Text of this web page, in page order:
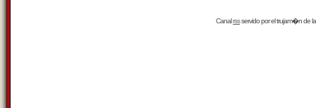
Canalrssservido por eltrujam�nde